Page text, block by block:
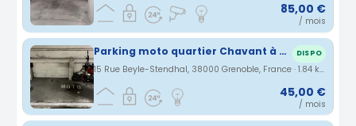
85,00 €
/ mois
Parking moto quartier Chavant à Grenoble DISPO
15 Rue Beyle-Stendhal, 38000 Grenoble, France · 1.84 km
45,00 €
/ mois